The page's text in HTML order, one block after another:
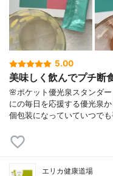
5.00
美味しく飲んでプチ断
🌸ポケット優光泉スタンダ
にの毎日を応援する優光泉
個包装になっていていつで
エリカ健康道場